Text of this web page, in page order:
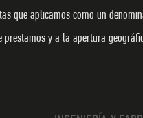
que aplicamos como un
y a la apertura